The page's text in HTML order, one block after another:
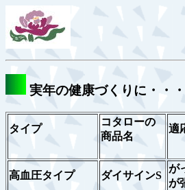
実年の健康づくりに・・・
タイプ
コタローの
商品名
適
高血圧タイプ ダイサインS
が
が